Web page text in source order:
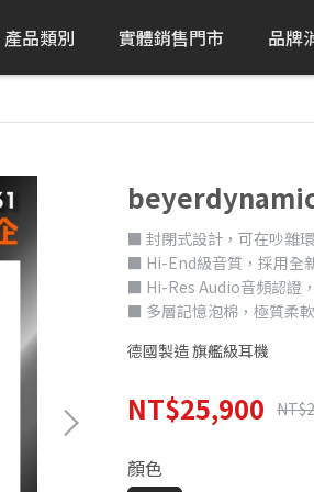
產品類別 實體銷售門市 品牌
■ 封閉式設計，可在吵雜
■ Hi-End級音質，採用全
■ Hi-Res Audio音頻認證
■ 多層記憶泡棉，極質柔
德國製造 旗艦級耳機
NT$25,900
顏色